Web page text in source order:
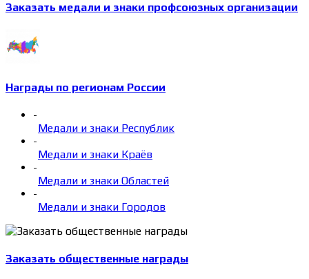
Заказать медали и знаки профсоюзных организации
Награды по регионам России
-
Медали и знаки Республик
-
Медали и знаки Краёв
-
Медали и знаки Областей
-
Медали и знаки Городов
Заказать общественные награды